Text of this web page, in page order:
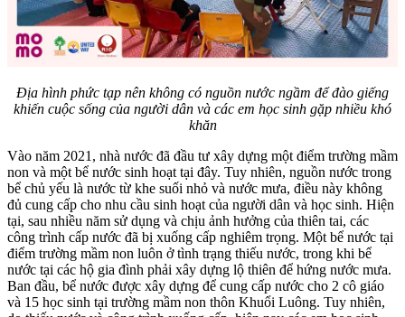
Địa hình phức tạp nên không có nguồn nước ngầm để đào giếng
khiến cuộc sống của người dân và các em học sinh gặp nhiều khó
khăn
Vào năm 2021, nhà nước đã đầu tư xây dựng một điểm trường mầm
non và một bể nước sinh hoạt tại đây. Tuy nhiên, nguồn nước trong
bể chủ yếu là nước từ khe suối nhỏ và nước mưa, điều này không
đủ cung cấp cho nhu cầu sinh hoạt của người dân và học sinh. Hiện
tại, sau nhiều năm sử dụng và chịu ảnh hưởng của thiên tai, các
công trình cấp nước đã bị xuống cấp nghiêm trọng. Một bể nước tại
điểm trường mầm non luôn ở tình trạng thiếu nước, trong khi bể
nước tại các hộ gia đình phải xây dựng lộ thiên để hứng nước mưa.
Ban đầu, bể nước được xây dựng để cung cấp nước cho 2 cô giáo
và 15 học sinh tại trường mầm non thôn Khuổi Luông. Tuy nhiên,